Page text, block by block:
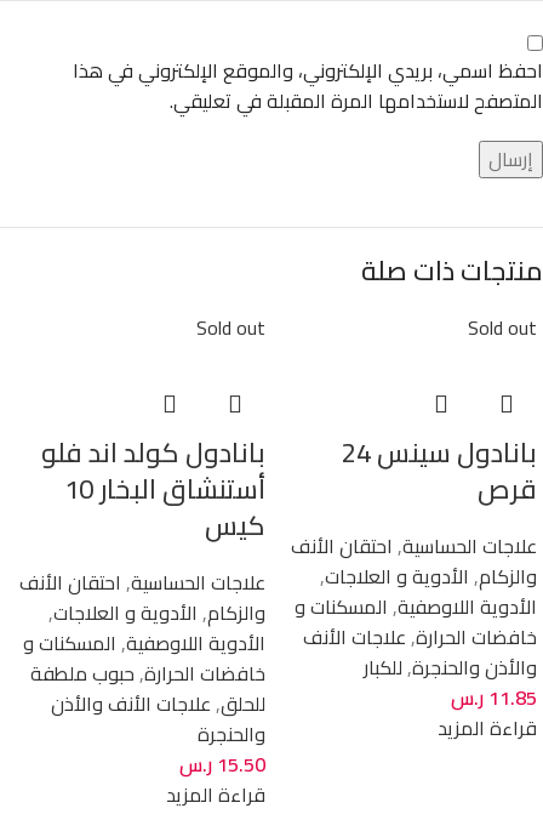
احفظ اسمي، بريدي الإلكتروني، والموقع الإلكتروني في هذا
المتصفح لاستخدامها المرة المقبلة في تعليقي.
منتجات ذات صلة
Sold out
بانادول سينس 24
قرص
علاجات الحساسية, احتقان الأنف
والزكام, الأدوية و العلاجات,
الأدوية اللاوصفية, المسكنات و
خافضات الحرارة,علاجات الأنف
والأذن والحنجرة,للكبار
11.85 ر.س
قراءة المزيد
Sold out
بانادول كولد اند فلو
أستنشاق البخار 10
كيس
علاجات الحساسية, احتقان الأنف
والزكام, الأدوية و العلاجات,
الأدوية اللاوصفية, المسكنات و
خافضات الحرارة,حبوب ملطفة
للحلق,علاجات الأنف والأذن
والحنجرة
15.50 ر.س
قراءة المزيد